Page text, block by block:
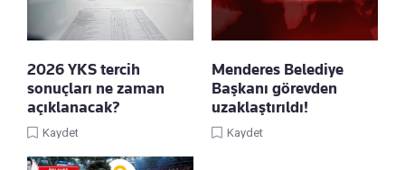
2026 YKS tercih
sonuçları ne zaman
açıklanacak?
Kaydet
Menderes Belediye
Başkanı görevden
uzaklaştırıldı!
Kaydet